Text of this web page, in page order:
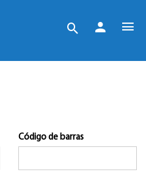
Código de barras